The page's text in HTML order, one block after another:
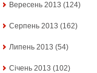
Вересень 2013 (124)
Серпень 2013 (162)
Липень 2013 (54)
Січень 2013 (102)